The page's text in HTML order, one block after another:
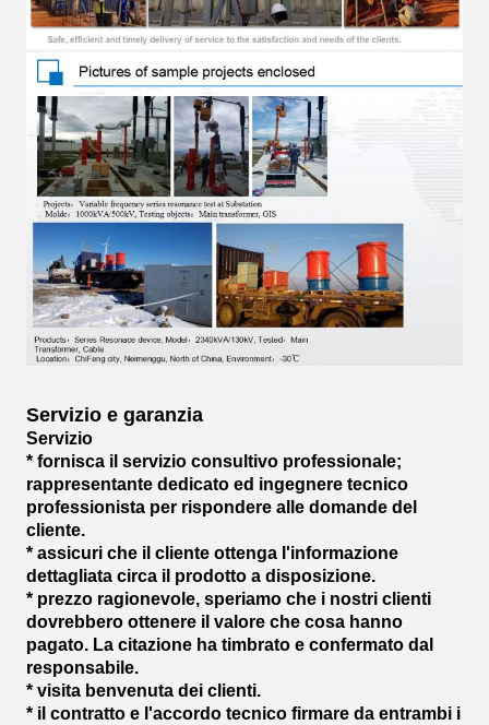
Servizio e garanzia
Servizio
* fornisca il servizio consultivo professionale;
rappresentante dedicato ed ingegnere tecnico
professionista per rispondere alle domande del
cliente.
* assicuri che il cliente ottenga l'informazione
dettagliata circa il prodotto a disposizione.
* prezzo ragionevole, speriamo che i nostri clienti
dovrebbero ottenere il valore che cosa hanno
pagato. La citazione ha timbrato e confermato dal
responsabile.
* visita benvenuta dei clienti.
* il contratto e l'accordo tecnico firmare da entrambi i